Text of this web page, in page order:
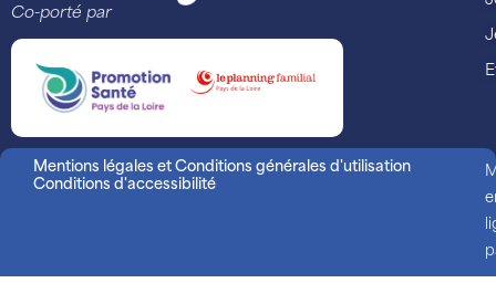
Co-porté par
Mentions légales et Conditions générales d'utilisation
Conditions d'accessibilité